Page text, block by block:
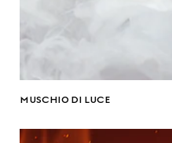
MUSCHIO DI LUCE